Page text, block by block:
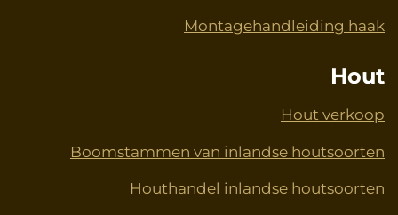
Montagehandleiding haak
Hout
Hout verkoop
Boomstammen van inlandse houtsoorten
Houthandel inlandse houtsoorten